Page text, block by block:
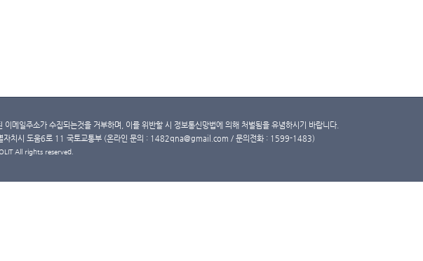
이메일주소가 수집되는것을 거부하며, 이를 위반할 시 정보통신망법에 의해 처벌됨을 유념하시기 바랍니다.
치시 도움6로 11 국토교통부 (온라인 문의 : 1482qna@gmail.com / 문의전화 : 1599-1483)
All rights reserved.